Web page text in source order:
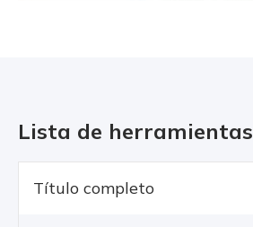
Lista de herramientas
Título completo